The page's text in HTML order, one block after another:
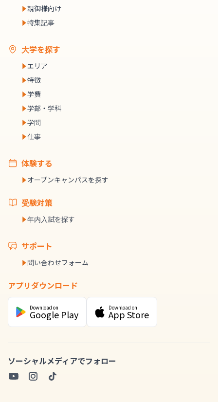
親御様向け
特集記事
大学を探す
エリア
特徴
学費
学部・学科
学問
仕事
体験する
オープンキャンパスを探す
受験対策
年内入試を探す
サポート
問い合わせフォーム
アプリダウンロード
Download on
Google Play
Download on
App Store
ソーシャルメディアでフォロー